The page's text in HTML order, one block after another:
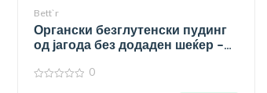
Bett`r
Органски безглутенски пудинг
од јагода без додаден шеќер –
0